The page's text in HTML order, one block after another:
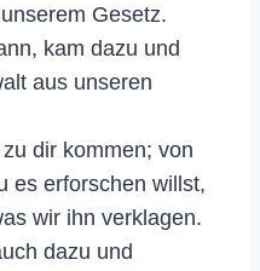
Gesetz.
kam dazu und
aus unseren
dir kommen; von
es erforschen willst,
wir ihn verklagen.
dazu und